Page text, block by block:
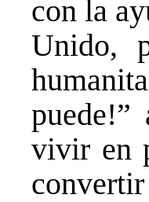
con la
Unido,
puede!”
vivir en